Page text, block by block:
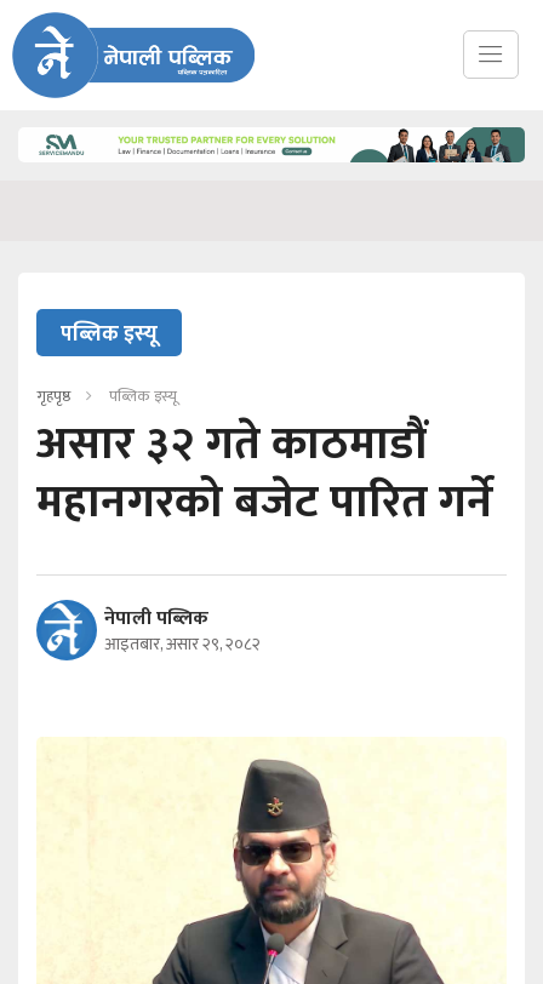
पब्लिक इस्यू
गृहपृष्ठ पब्लिक इस्यू
असार ३२ गते काठमाडौं
महानगरको बजेट पारित गर्ने
नेपाली पब्लिक
आइतबार, असार २९, २०८२